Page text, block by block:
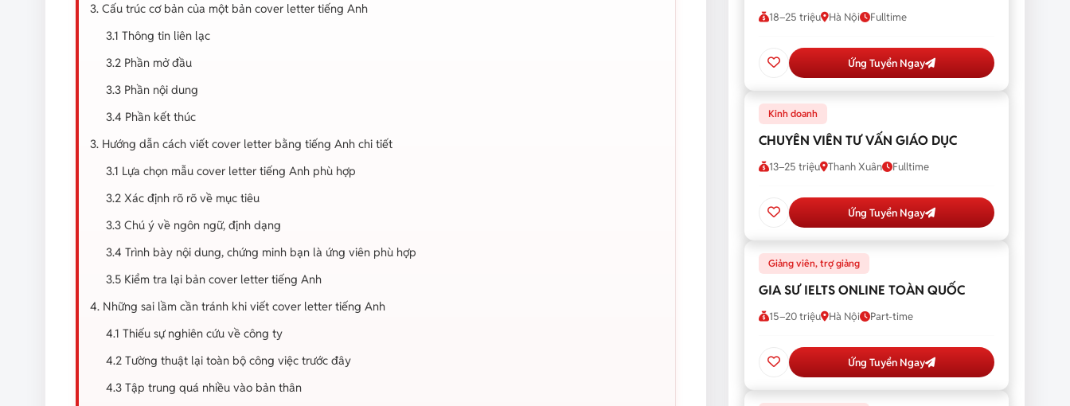
3. Cấu trúc cơ bản của một bản cover letter tiếng Anh
3.1 Thông tin liên lạc
3.2 Phần mở đầu
3.3 Phần nội dung
3.4 Phần kết thúc
3. Hướng dẫn cách viết cover letter bằng tiếng Anh chi tiết
3.1 Lựa chọn mẫu cover letter tiếng Anh phù hợp
3.2 Xác định rõ rõ về mục tiêu
3.3 Chú ý về ngôn ngữ, định dạng
3.4 Trình bày nội dung, chứng minh bạn là ứng viên phù hợp
3.5 Kiểm tra lại bản cover letter tiếng Anh
4. Những sai lầm cần tránh khi viết cover letter tiếng Anh
4.1 Thiếu sự nghiên cứu về công ty
4.2 Tường thuật lại toàn bộ công việc trước đây
4.3 Tập trung quá nhiều vào bản thân
18–25 triệu Hà Nội Fulltime
Ứng Tuyển Ngay
Kinh doanh
CHUYÊN VIÊN TƯ VẤN GIÁO DỤC
13–25 triệu Thanh Xuân Fulltime
Ứng Tuyển Ngay
Giảng viên, trợ giảng
GIA SƯ IELTS ONLINE TOÀN QUỐC
15–20 triệu Hà Nội Part-time
Ứng Tuyển Ngay